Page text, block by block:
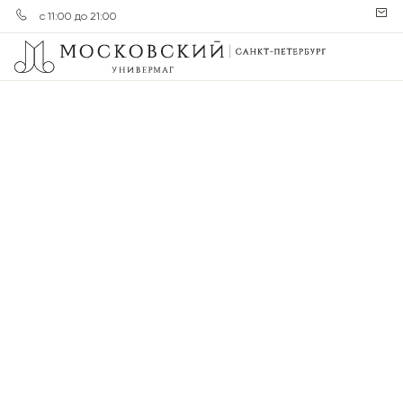
с 11:00 до 21:00